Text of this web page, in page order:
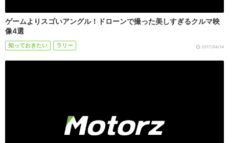
ゲームよりスゴいアングル！ドローンで撮った美しすぎるクルマ映
像4選
知っておきたい ラリー 2017/04/14